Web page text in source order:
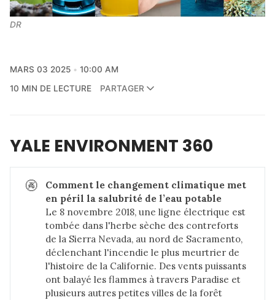
DR
MARS 03 2025
10:00 AM
10 MIN DE LECTURE
PARTAGER
YALE ENVIRONMENT 360
🚱
Comment le changement climatique met
en péril la salubrité de l’eau potable
Le 8 novembre 2018, une ligne électrique est
tombée dans l'herbe sèche des contreforts
de la Sierra Nevada, au nord de Sacramento,
déclenchant l'incendie le plus meurtrier de
l'histoire de la Californie. Des vents puissants
ont balayé les flammes à travers Paradise et
plusieurs autres petites villes de la forêt